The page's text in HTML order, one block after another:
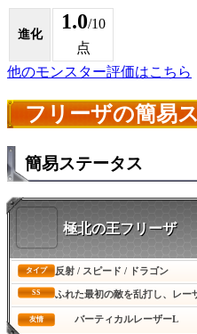
進化
1.0/10
点
他のモンスター評価はこちら
フリーザの簡易
簡易ステータス
極北の王フリーザ
タイプ 反射 / スピード / ドラゴン
SS ふれた最初の敵を乱打し、レー
友情 バーティカルレーザーL